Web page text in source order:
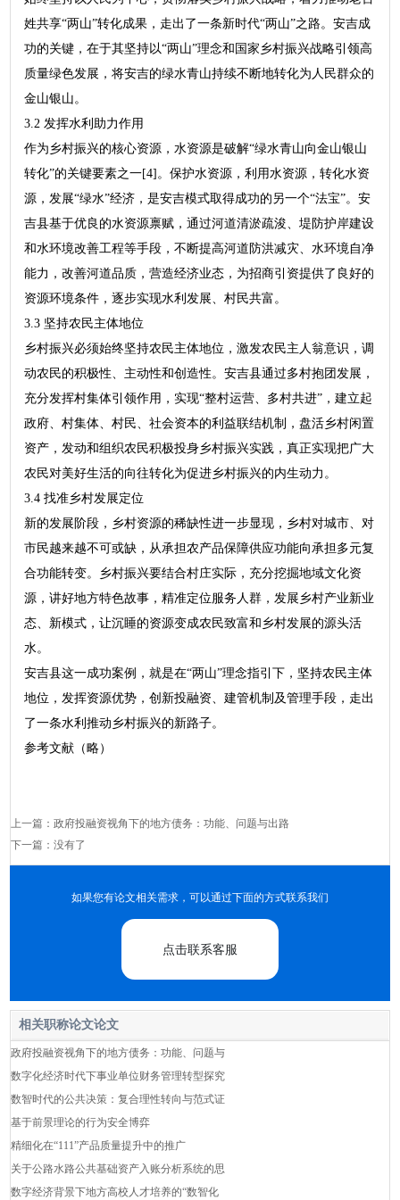
姓共享“两山”转化成果，走出了一条新时代“两山”之路。安吉成
功的关键，在于其坚持以“两山”理念和国家乡村振兴战略引领高
质量绿色发展，将安吉的绿水青山持续不断地转化为人民群众的
金山银山。
3.2 发挥水利助力作用
作为乡村振兴的核心资源，水资源是破解“绿水青山向金山银山
转化”的关键要素之一[4]。保护水资源，利用水资源，转化水资
源，发展“绿水”经济，是安吉模式取得成功的另一个“法宝”。安
吉县基于优良的水资源禀赋，通过河道清淤疏浚、堤防护岸建设
和水环境改善工程等手段，不断提高河道防洪减灾、水环境自净
能力，改善河道品质，营造经济业态，为招商引资提供了良好的
资源环境条件，逐步实现水利发展、村民共富。
3.3 坚持农民主体地位
乡村振兴必须始终坚持农民主体地位，激发农民主人翁意识，调
动农民的积极性、主动性和创造性。安吉县通过多村抱团发展，
充分发挥村集体引领作用，实现“整村运营、多村共进”，建立起
政府、村集体、村民、社会资本的利益联结机制，盘活乡村闲置
资产，发动和组织农民积极投身乡村振兴实践，真正实现把广大
农民对美好生活的向往转化为促进乡村振兴的内生动力。
3.4 找准乡村发展定位
新的发展阶段，乡村资源的稀缺性进一步显现，乡村对城市、对
市民越来越不可或缺，从承担农产品保障供应功能向承担多元复
合功能转变。乡村振兴要结合村庄实际，充分挖掘地域文化资
源，讲好地方特色故事，精准定位服务人群，发展乡村产业新业
态、新模式，让沉睡的资源变成农民致富和乡村发展的源头活
水。
安吉县这一成功案例，就是在“两山”理念指引下，坚持农民主体
地位，发挥资源优势，创新投融资、建管机制及管理手段，走出
了一条水利推动乡村振兴的新路子。
参考文献（略）
上一篇：政府投融资视角下的地方债务：功能、问题与出路
下一篇：没有了
如果您有论文相关需求，可以通过下面的方式联系我们
点击联系客服
相关职称论文论文
政府投融资视角下的地方债务：功能、问题与
数字化经济时代下事业单位财务管理转型探究
数智时代的公共决策：复合理性转向与范式证
基于前景理论的行为安全博弈
精细化在“111”产品质量提升中的推广
关于公路水路公共基础资产入账分析系统的思
数字经济背景下地方高校人才培养的“数智化